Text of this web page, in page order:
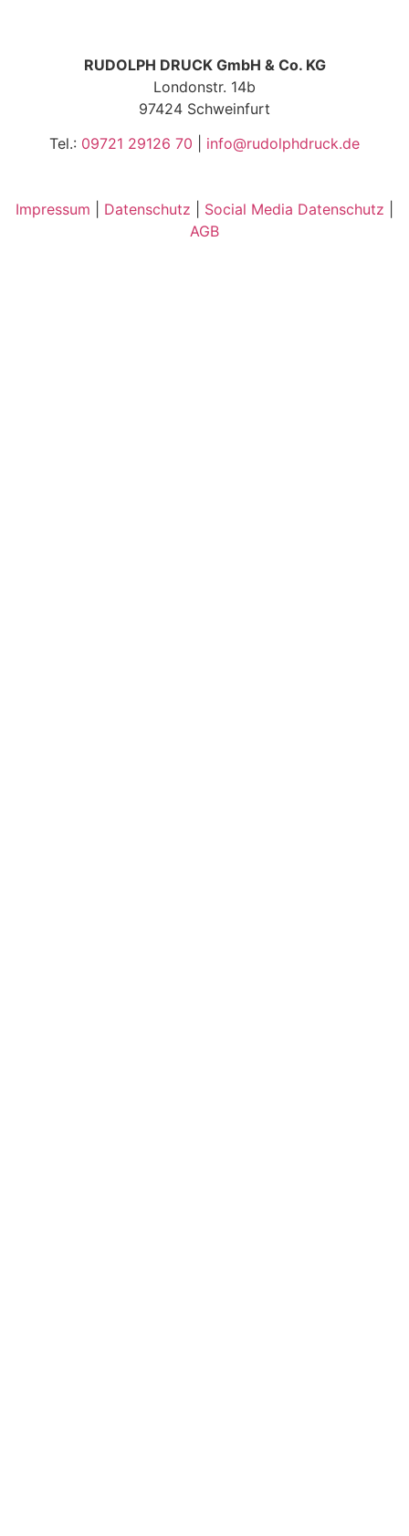
RUDOLPH DRUCK GmbH & Co. KG
Londonstr. 14b
97424 Schweinfurt
Tel.: 09721 29126 70 info@rudolphdruck.de
Impressum Datenschutz Social Media Datenschutz
AGB